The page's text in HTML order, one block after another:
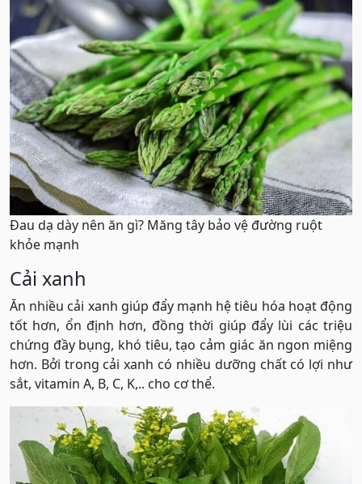
Đau dạ dày nên ăn gì? Măng tây bảo vệ đường ruột
khỏe mạnh
Cải xanh
Ăn nhiều cải xanh giúp đẩy mạnh hệ tiêu hóa hoạt động
tốt hơn, ổn định hơn, đồng thời giúp đẩy lùi các triệu
chứng đầy bụng, khó tiêu, tạo cảm giác ăn ngon miệng
hơn. Bởi trong cải xanh có nhiều dưỡng chất có lợi như
sắt, vitamin A, B, C, K,.. cho cơ thể.